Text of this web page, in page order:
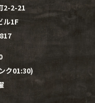
2-2-21
ル1F
ク01:30)